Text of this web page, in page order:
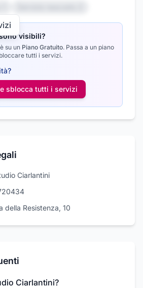
visibili?
su un Piano Gratuito. Passa a un piano
tutti i servizi.
sblocca tutti i servizi
Ciarlantini
della Resistenza, 10
Ciarlantini?